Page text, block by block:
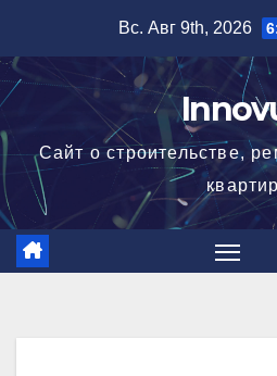
содержимому
Вс. Авг 9th, 2026
Сайт о строительстве,
квартир